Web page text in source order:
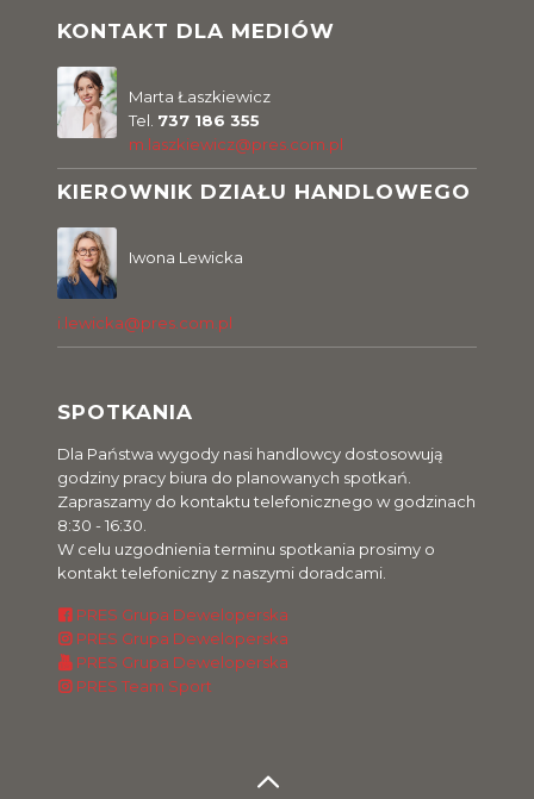
KONTAKT DLA MEDIÓW
Marta Łaszkiewicz
Tel. 737 186 355
m.laszkiewicz@pres.com.pl
KIEROWNIK DZIAŁU HANDLOWEGO
Iwona Lewicka
i.lewicka@pres.com.pl
SPOTKANIA
Dla Państwa wygody nasi handlowcy dostosowują
godziny pracy biura do planowanych spotkań.
Zapraszamy do kontaktu telefonicznego w godzinach
8:30 - 16:30.
W celu uzgodnienia terminu spotkania prosimy o
kontakt telefoniczny z naszymi doradcami.
PRES Grupa Deweloperska
PRES Grupa Deweloperska
PRES Grupa Deweloperska
PRES Team Sport